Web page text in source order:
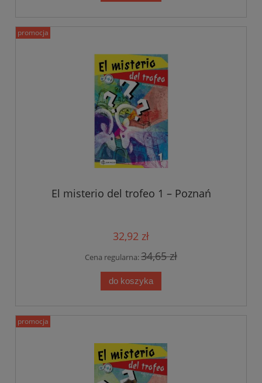
El misterio del trofeo 1 – Poznań
32,92 zł
Cena regularna:34,65 zł
do koszyka
promocja
promocja